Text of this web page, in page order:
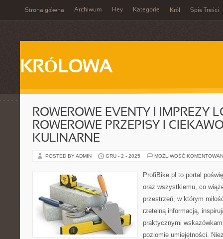
Strona główna Archiwum Hey Kategorie Król Spis Treści
KRÓLOWA
ROWEROWE EVENTY I IMPREZY
ROWEROWE PRZEPISY I
KULINARNE
POSTED BY ADMIN GRU - 2 - 2025 MOŻLIWOŚĆ
ProfiBike.pl to portal
oraz wszystkiemu, co
przestrzeń, w którym
rzetelną informacją,
praktycznymi
poziomie umiejętności.